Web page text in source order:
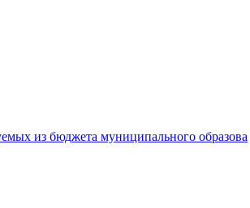
из бюджета муниципального образова